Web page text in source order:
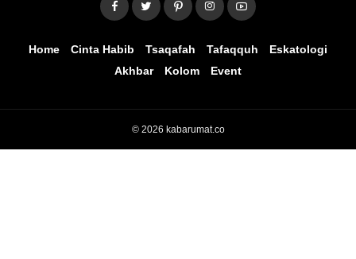
Home Cinta Habib Tsaqafah Tafaqquh
Eskatologi
Akhbar
Kolom Event
© 2026 kabarumat.co